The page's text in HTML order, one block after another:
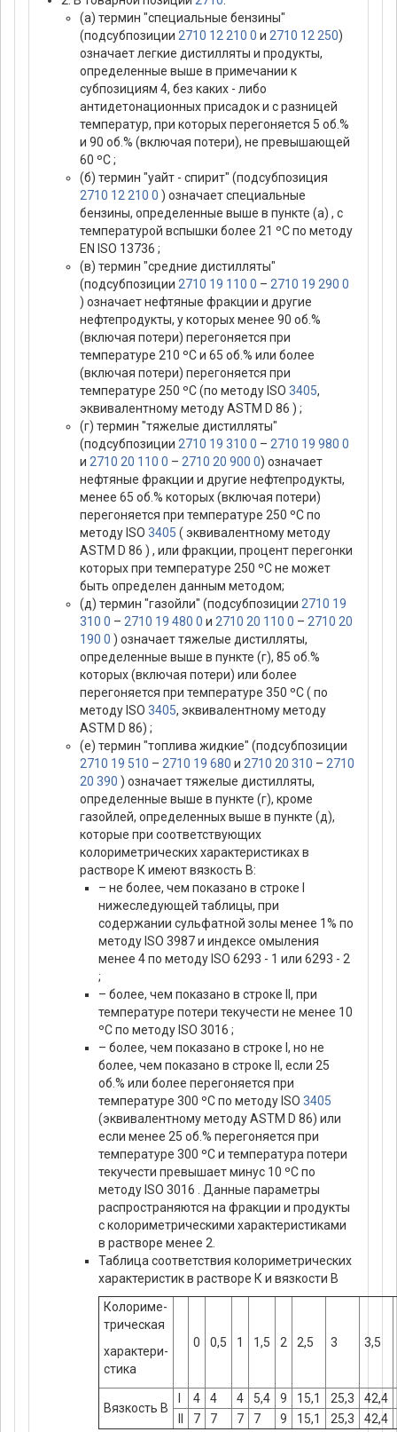
(а) термин "специальные бензины"
(подсубпозиции 2710 12 210 0 и 2710 12 250)
означает легкие дистилляты и продукты,
определенные выше в примечании к
субпозициям 4, без каких - либо
антидетонационных присадок и с разницей
температур, при которых перегоняется 5 об.%
и 90 об.% (включая потери), не превышающей
60 ºС ;
(б) термин "уайт - спирит" (подсубпозиция
2710 12 210 0 ) означает специальные
бензины, определенные выше в пункте (а) , с
температурой вспышки более 21 ºС по методу
EN ISO 13736 ;
(в) термин "средние дистилляты"
(подсубпозиции 2710 19 110 0 – 2710 19 290 0
) означает нефтяные фракции и другие
нефтепродукты, у которых менее 90 об.%
(включая потери) перегоняется при
температуре 210 ºС и 65 об.% или более
(включая потери) перегоняется при
температуре 250 ºС (по методу ISO 3405,
эквивалентному методу ASTM D 86 ) ;
(г) термин "тяжелые дистилляты"
(подсубпозиции 2710 19 310 0 – 2710 19 980 0
и 2710 20 110 0 – 2710 20 900 0) означает
нефтяные фракции и другие нефтепродукты,
менее 65 об.% которых (включая потери)
перегоняется при температуре 250 ºС по
методу ISO 3405 ( эквивалентному методу
ASTM D 86 ) , или фракции, процент перегонки
которых при температуре 250 ºС не может
быть определен данным методом;
(д) термин "газойли" (подсубпозиции 2710 19
310 0 – 2710 19 480 0 и 2710 20 110 0 – 2710 20
190 0 ) означает тяжелые дистилляты,
определенные выше в пункте (г), 85 об.%
которых (включая потери) или более
перегоняется при температуре 350 ºС ( по
методу ISO 3405, эквивалентному методу
ASTM D 86) ;
(е) термин "топлива жидкие" (подсубпозиции
2710 19 510 – 2710 19 680 и 2710 20 310 – 2710
20 390 ) означает тяжелые дистилляты,
определенные выше в пункте (г), кроме
газойлей, определенных выше в пункте (д),
которые при соответствующих
колориметрических характеристиках в
растворе К имеют вязкость В:
– не более, чем показано в строке I
нижеследующей таблицы, при
содержании сульфатной золы менее 1% по
методу ISO 3987 и индексе омыления
менее 4 по методу ISO 6293 - 1 или 6293 - 2
;
– более, чем показано в строке II, при
температуре потери текучести не менее 10
ºС по методу ISO 3016 ;
– более, чем показано в строке I, но не
более, чем показано в строке II, если 25
об.% или более перегоняется при
температуре 300 ºС по методу ISO 3405
(эквивалентному методу ASTM D 86) или
если менее 25 об.% перегоняется при
температуре 300 ºС и температура потери
текучести превышает минус 10 ºС по
методу ISO 3016 . Данные параметры
распространяются на фракции и продукты
с колориметрическими характеристиками
в растворе менее 2.
Таблица соответствия колориметрических
характеристик в растворе К и вязкости В
Колориме-
трическая
характери-
стика
0 0,5 1 1,5 2 2,5 3 3,5
Вязкость В
4 4 4 5,4 9 15,1 25,3
42,4
7 7 7 7 9 15,1 25,3
42,4